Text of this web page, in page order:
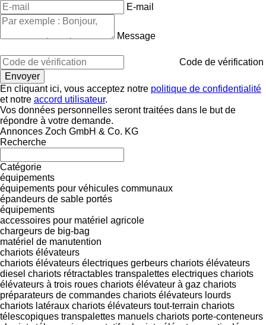
E-mail
Message
Code de vérification
En cliquant ici, vous acceptez notre politique de confidentialité
et notre accord utilisateur.
Vos données personnelles seront traitées dans le but de
répondre à votre demande.
Annonces Zoch GmbH & Co. KG
Recherche
Catégorie
équipements
équipements pour véhicules communaux
épandeurs de sable portés
équipements
accessoires pour matériel agricole
chargeurs de big-bag
matériel de manutention
chariots élévateurs
chariots élévateurs électriques gerbeurs chariots élévateurs
diesel chariots rétractables transpalettes electriques chariots
élévateurs à trois roues chariots élévateur à gaz chariots
préparateurs de commandes chariots élévateurs lourds
chariots latéraux chariots élévateurs tout-terrain chariots
télescopiques transpalettes manuels chariots porte-conteneurs